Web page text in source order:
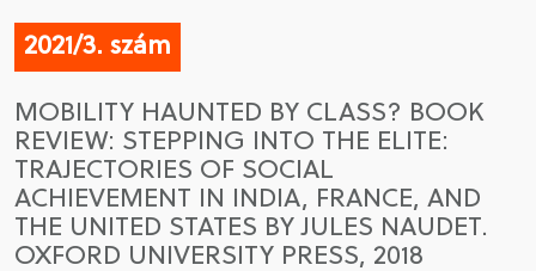
CSATLAKOZÁS A TÁRSASÁGHOZ / MEGÚJÍTOM A
TAGSÁGOMAT
2021/3. szám
MOBILITY HAUNTED BY CLASS? BOOK
REVIEW: STEPPING INTO THE ELITE:
TRAJECTORIES OF SOCIAL
ACHIEVEMENT IN INDIA, FRANCE, AND
THE UNITED STATES BY JULES NAUDET.
OXFORD UNIVERSITY PRESS, 2018